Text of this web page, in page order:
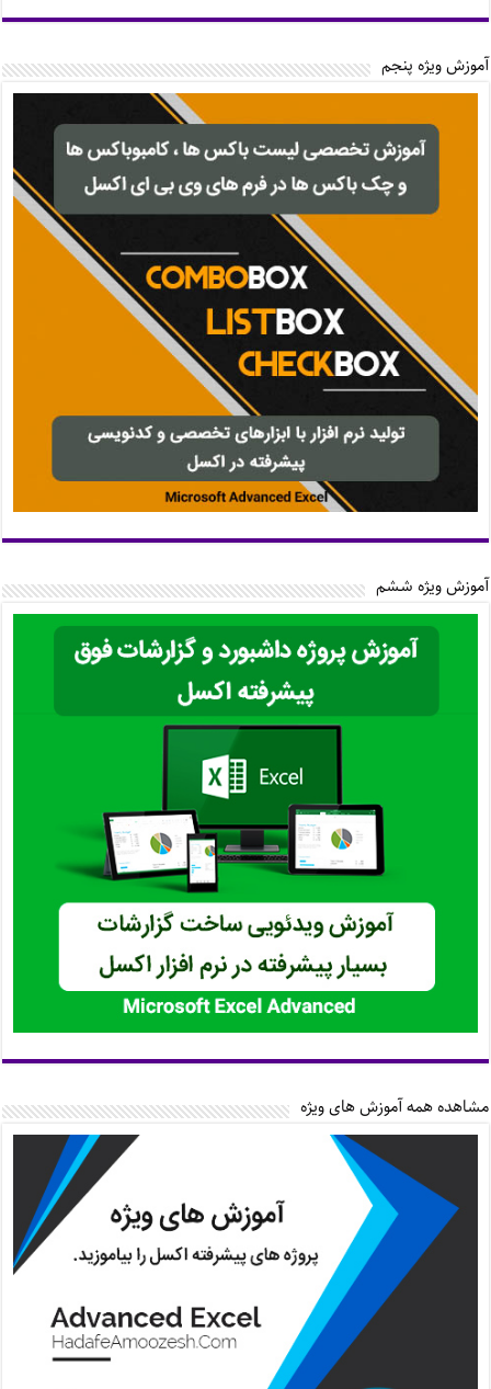
آموزش ویژه پنجم
آموزش ویژه ششم
مشاهده همه آموزش های ویژه